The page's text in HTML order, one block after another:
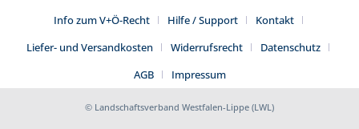
Info zum V+Ö-Recht
Hilfe / Support
Kontakt
Liefer- und Versandkosten
Widerrufsrecht
Datenschutz
AGB
Impressum
© Landschaftsverband Westfalen-Lippe (LWL)